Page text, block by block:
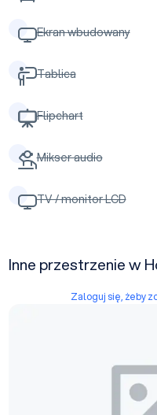
Ekran wbudowany
Tablica
Flipchart
Mikser audio
TV / monitor LCD
Inne przestrzenie w
Zaloguj się, żeby